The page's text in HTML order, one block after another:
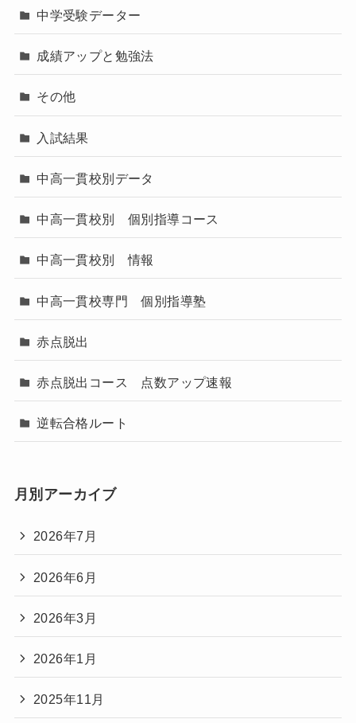
中学受験データー
成績アップと勉強法
その他
入試結果
中高一貫校別データ
中高一貫校別 個別指導コース
中高一貫校別 情報
中高一貫校専門 個別指導塾
赤点脱出
赤点脱出コース 点数アップ速報
逆転合格ルート
月別アーカイブ
2026年7月
2026年6月
2026年3月
2026年1月
2025年11月